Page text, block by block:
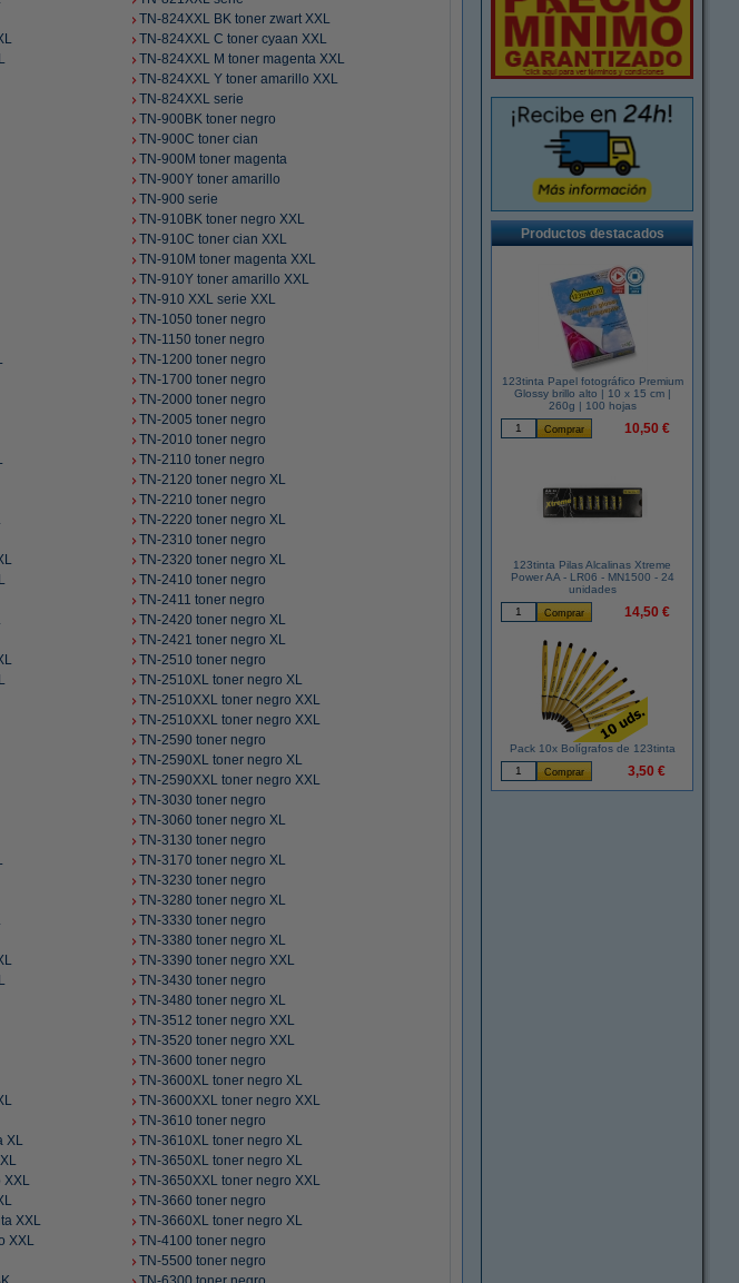
XL
XXL
XXL
XXL
TN-824XXL BK toner zwart XXL
TN-824XXL C toner cyaan XXL
TN-824XXL M toner magenta XXL
TN-824XXL Y toner amarillo XXL
TN-824XXL serie
TN-900BK toner negro
TN-900C toner cian
TN-900M toner magenta
TN-900Y toner amarillo
TN-900 serie
TN-910BK toner negro XXL
TN-910C toner cian XXL
TN-910M toner magenta XXL
TN-910Y toner amarillo XXL
TN-910 XXL serie XXL
TN-1050 toner negro
TN-1150 toner negro
TN-1200 toner negro
TN-1700 toner negro
TN-2000 toner negro
TN-2005 toner negro
TN-2010 toner negro
TN-2110 toner negro
TN-2120 toner negro XL
TN-2210 toner negro
TN-2220 toner negro XL
TN-2310 toner negro
TN-2320 toner negro XL
TN-2410 toner negro
TN-2411 toner negro
TN-2420 toner negro XL
TN-2421 toner negro XL
TN-2510 toner negro
TN-2510XL toner negro XL
TN-2510XXL toner negro XXL
TN-2510XXL toner negro XXL
TN-2590 toner negro
TN-2590XL toner negro XL
TN-2590XXL toner negro XXL
TN-3030 toner negro
TN-3060 toner negro XL
TN-3130 toner negro
TN-3170 toner negro XL
TN-3230 toner negro
TN-3280 toner negro XL
TN-3330 toner negro
TN-3380 toner negro XL
TN-3390 toner negro XXL
TN-3430 toner negro
TN-3480 toner negro XL
TN-3512 toner negro XXL
TN-3520 toner negro XXL
TN-3600 toner negro
TN-3600XL toner negro XL
TN-3600XXL toner negro XXL
TN-3610 toner negro
TN-3610XL toner negro XL
TN-3650XL toner negro XL
TN-3650XXL toner negro XXL
TN-3660 toner negro
TN-3660XL toner negro XL
TN-4100 toner negro
TN-5500 toner negro
Productos destacados
123tinta Papel fotográfico Premium
Glossy brillo alto | 10 x 15 cm |
260g | 100 hojas
10,50 €
123tinta Pilas Alcalinas Xtreme
Power AA - LR06 - MN1500 - 24
unidades
14,50 €
Pack 10x Bolígrafos de 123tinta
3,50 €